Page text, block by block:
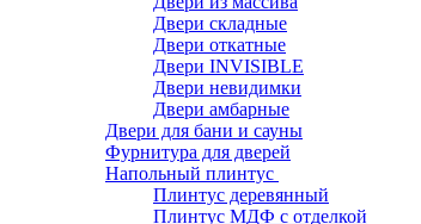
Двери складные
Двери откатные
Двери INVISIBLE
Двери невидимки
Двери амбарные
Двери для бани и сауны
Фурнитура для дверей
Напольный плинтус
Плинтус деревянный
Плинтус МДФ с отделкой